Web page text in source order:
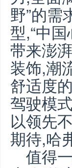
野”的需
型,“中
带来澎
装饰,潮
舒适度
驾驶模
以领先
期待,哈
值得